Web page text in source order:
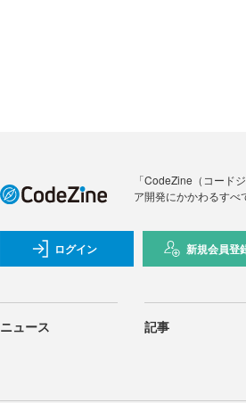
「CodeZine（コード
ア開発にかかわるすべ
ログイン 新規会員登
ニュース 記事